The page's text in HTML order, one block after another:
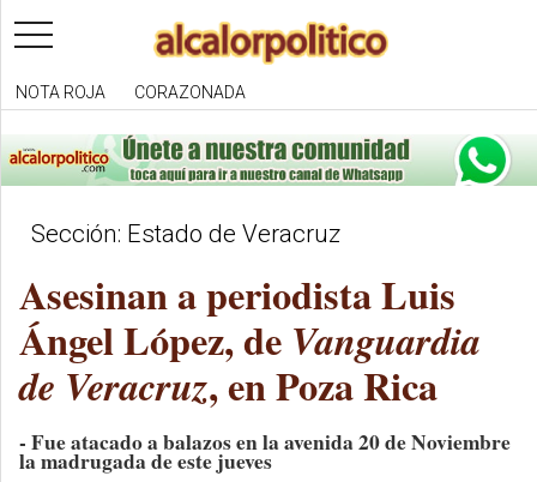
toggle
navigation
NOTA ROJA CORAZONADA
Sección: Estado de Veracruz
Asesinan a periodista Luis
Ángel López, de Vanguardia
de Veracruz, en Poza Rica
- Fue atacado a balazos en la avenida 20 de Noviembre
la madrugada de este jueves